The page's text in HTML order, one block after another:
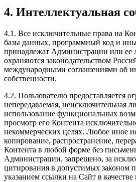
4. Интеллектуальная
4.1. Все исключительные права на
базы данных, программный код и
принадлежат Администрации или ее
охраняются законодательством
международными соглашениями об
собственности.
4.2. Пользователю предоставляется
непередаваемая, неисключительная
использование функциональных
просмотр его Контента
некоммерческих целях. Любое иное
копирование, распространение,
Контента в любой форме без
Администрации, запрещено, за
цитирования в допустимых законом
указанием ссылки на Сайт в качестве